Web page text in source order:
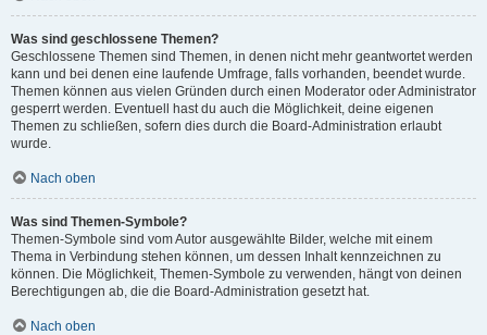
Was sind geschlossene Themen?
Geschlossene Themen sind Themen, in denen nicht mehr geantwortet werden
kann und bei denen eine laufende Umfrage, falls vorhanden, beendet wurde.
Themen können aus vielen Gründen durch einen Moderator oder Administrator
gesperrt werden. Eventuell hast du auch die Möglichkeit, deine eigenen
Themen zu schließen, sofern dies durch die Board-Administration erlaubt
wurde.
Nach oben
Was sind Themen-Symbole?
Themen-Symbole sind vom Autor ausgewählte Bilder, welche mit einem
Thema in Verbindung stehen können, um dessen Inhalt kennzeichnen zu
können. Die Möglichkeit, Themen-Symbole zu verwenden, hängt von deinen
Berechtigungen ab, die die Board-Administration gesetzt hat.
Nach oben